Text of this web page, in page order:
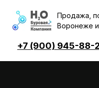
+7 (900) 945-88-
Продажа,
Воронеже и